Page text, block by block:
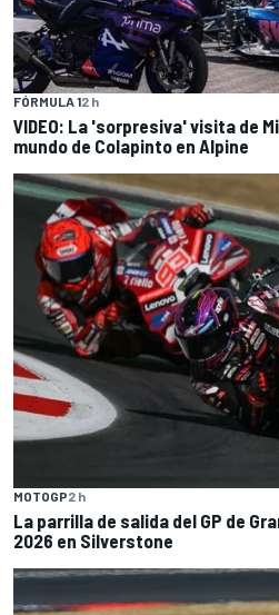
FÓRMULA 12 h
VIDEO: La 'sorpresiva' visita de
mundo de Colapinto en Alpine
MOTOGP2 h
La parrilla de salida del GP de
2026 en Silverstone